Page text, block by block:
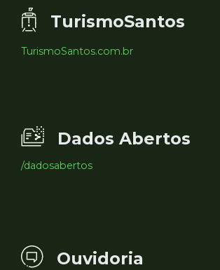
TurismoSantos
TurismoSantos.com.br
Dados Abertos
/dadosabertos
Ouvidoria